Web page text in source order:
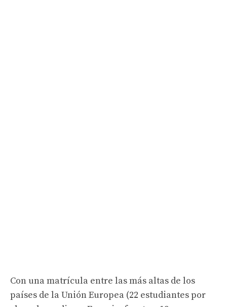
Con una matrícula entre las más altas de los
países de la Unión Europea (22 estudiantes por